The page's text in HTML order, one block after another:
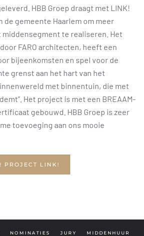
HBB Groep draagt met LINK!
de gemeente Haarlem om meer
te realiseren. Het
FARO architecten, heeft een
bijeenkomsten en spel voor de
grenst aan het hart van het
met binnentuin, die met
Het project is met een BREAAM-
gebouwd. HBB Groep is zeer
toevoeging aan ons mooie
PROJECT LINK!
NOMINATIES JURY MIDDENHUUR